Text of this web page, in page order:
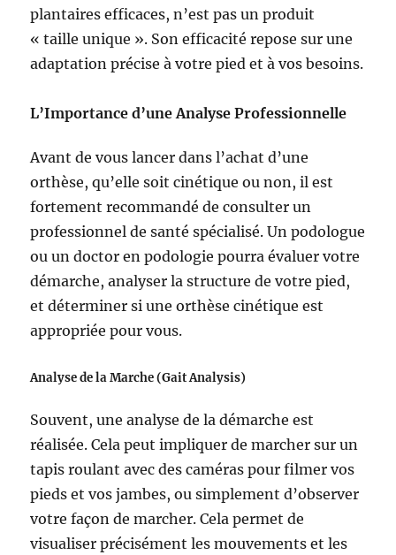
plantaires efficaces, n’est pas un produit
« taille unique ». Son efficacité repose sur une
adaptation précise à votre pied et à vos besoins.
L’Importance d’une Analyse Professionnelle
Avant de vous lancer dans l’achat d’une
orthèse, qu’elle soit cinétique ou non, il est
fortement recommandé de consulter un
professionnel de santé spécialisé. Un podologue
ou un doctor en podologie pourra évaluer votre
démarche, analyser la structure de votre pied,
et déterminer si une orthèse cinétique est
appropriée pour vous.
Analyse de la Marche (Gait Analysis)
Souvent, une analyse de la démarche est
réalisée. Cela peut impliquer de marcher sur un
tapis roulant avec des caméras pour filmer vos
pieds et vos jambes, ou simplement d’observer
votre façon de marcher. Cela permet de
visualiser précisément les mouvements et les